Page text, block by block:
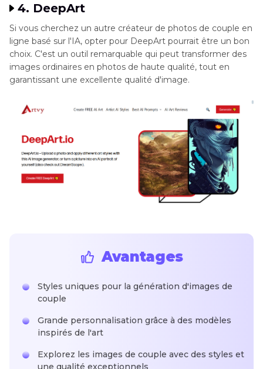
4. DeepArt
Si vous cherchez un autre créateur de photos de couple en
ligne basé sur l'IA, opter pour DeepArt pourrait être un bon
choix. C'est un outil remarquable qui peut transformer des
images ordinaires en photos de haute qualité, tout en
garantissant une excellente qualité d'image.
Avantages
Styles uniques pour la génération d'images de
couple
Grande personnalisation grâce à des modèles
inspirés de l'art
Explorez les images de couple avec des styles et